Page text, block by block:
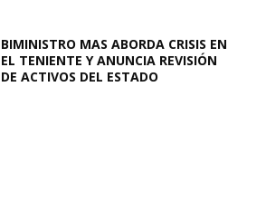
BIMINISTRO MAS ABORDA CRISIS EN
EL TENIENTE Y ANUNCIA REVISIÓN
DE ACTIVOS DEL ESTADO